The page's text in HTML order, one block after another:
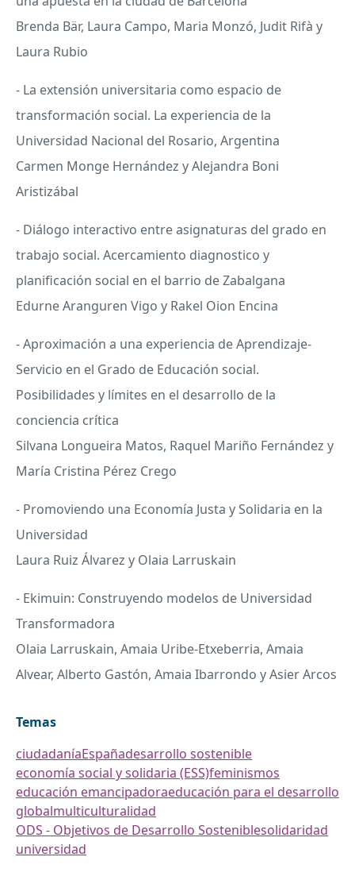
Brenda Bär, Laura Campo, Maria Monzó, Judit Rifà y
Laura Rubio
- La extensión universitaria como espacio de
transformación social. La experiencia de la
Universidad Nacional del Rosario, Argentina
Carmen Monge Hernández y Alejandra Boni
Aristizábal
- Diálogo interactivo entre asignaturas del grado en
trabajo social. Acercamiento diagnostico y
planificación social en el barrio de Zabalgana
Edurne Aranguren Vigo y Rakel Oion Encina
- Aproximación a una experiencia de Aprendizaje-
Servicio en el Grado de Educación social.
Posibilidades y límites en el desarrollo de la
conciencia crítica
Silvana Longueira Matos, Raquel Mariño Fernández y
María Cristina Pérez Crego
- Promoviendo una Economía Justa y Solidaria en la
Universidad
Laura Ruiz Álvarez y Olaia Larruskain
- Ekimuin: Construyendo modelos de Universidad
Transformadora
Olaia Larruskain, Amaia Uribe-Etxeberria, Amaia
Alvear, Alberto Gastón, Amaia Ibarrondo y Asier Arcos
Temas
ciudadaníaEspañadesarrollo sostenible
economía social y solidaria (ESS)feminismos
educación emancipadoraeducación para el desarrollo
globalmulticulturalidad
ODS - Objetivos de Desarrollo Sosteniblesolidaridad
universidad